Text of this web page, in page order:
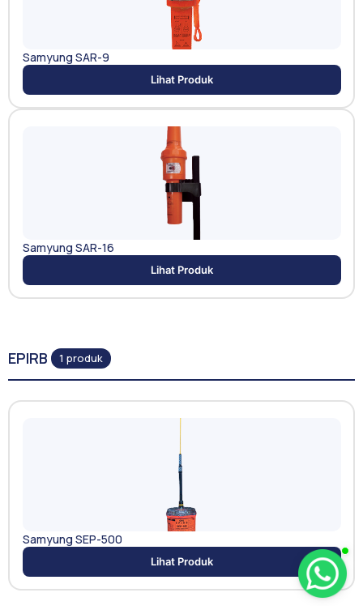
Samyung SAR-9
Lihat Produk
Samyung SAR-16
Lihat Produk
EPIRB 1 produk
Samyung SEP-500
Lihat Produk